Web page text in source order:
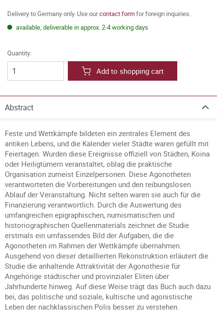
Delivery to Germany only. Use ourcontact formfor foreign inquiries.
available, deliverable in approx. 2-4 working days
Quantity:
Add to shopping cart
Abstract
Feste und Wettkämpfe bildeten ein zentrales Element des
antiken Lebens, und die Kalender vieler Städte waren gefüllt mit
Feiertagen. Wurden diese Ereignisse offiziell von Städten, Koina
oder Heiligtümern veranstaltet, oblag die praktische
Organisation zumeist Einzelpersonen. Diese Agonotheten
verantworteten die Vorbereitungen und den reibungslosen
Ablauf der Veranstaltung. Nicht selten waren sie auch für die
Finanzierung verantwortlich. Durch die Auswertung des
umfangreichen epigraphischen, numismatischen und
historiographischen Quellenmaterials zeichnet die Studie
erstmals ein umfassendes Bild der Aufgaben, die die
Agonotheten im Rahmen der Wettkämpfe übernahmen.
Ausgehend von dieser detaillierten Rekonstruktion erläutert die
Studie die anhaltende Attraktivität der Agonothesie für
Angehörige städtischer und provinzialer Eliten über
Jahrhunderte hinweg. Auf diese Weise trägt das Buch auch dazu
bei, das politische und soziale, kultische und agonistische
Leben der nachklassischen Polis besser zu verstehen.